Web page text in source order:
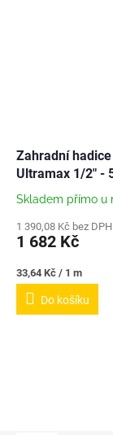
Zahradní
Ultramax 1/2" -
Skladem přímo u
1 390,08 Kč bez DPH
1 682 Kč
Měrná
cena:
33,64 Kč / 1 m
Do košíku